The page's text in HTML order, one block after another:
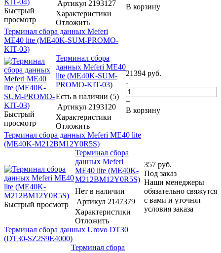
Быстрый
просмотр
Артикул 2193127
Характеристики
Отложить
В корзину
Терминал сбора данных Meferi
ME40 lite (ME40K-SUM-PROMO-
KIT-03)
Быстрый
просмотр
Терминал сбора
данных Meferi ME40
lite (ME40K-SUM-
PROMO-KIT-03)
Есть в наличии (5)
Артикул 2193120
Характеристики
Отложить
21394 руб.
-
+
В корзину
Терминал сбора данных Meferi ME40 lite
(ME40K-M212BM12Y0R5S)
Быстрый просмотр
Терминал сбора
данных Meferi
ME40 lite (ME40K-
M212BM12Y0R5S)
Нет в наличии
Артикул 2147379
Характеристики
Отложить
357 руб.
Под заказ
Наши менеджеры
обязательно свяжутся
с вами и уточнят
условия заказа
Терминал сбора данных Urovo DT30
(DT30-SZ2S9E4000)
Терминал сбора